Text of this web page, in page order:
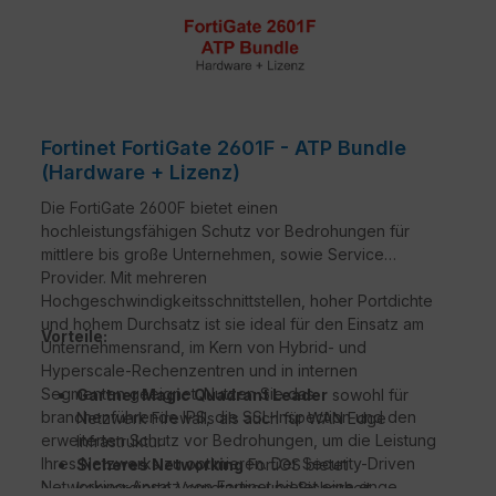
Fortinet FortiGate 2601F - ATP Bundle
(Hardware + Lizenz)
Die FortiGate 2600F bietet einen
hochleistungsfähigen Schutz vor Bedrohungen für
mittlere bis große Unternehmen, sowie Service
Provider. Mit mehreren
Hochgeschwindigkeitsschnittstellen, hoher Portdichte
und hohem Durchsatz ist sie ideal für den Einsatz am
Unternehmensrand, im Kern von Hybrid- und
Hyperscale-Rechenzentren und in internen
Segmenten geeignet. Nutzen Sie das
branchenführende IPS, die SSL-Inspection und den
erweiterten Schutz vor Bedrohungen, um die Leistung
Ihres Netzwerks zu optimieren. Der Security-Driven
Networking-Ansatz von Fortinet bietet eine enge
Vorteile:
Gartner Magic Quadrant Leader sowohl für
Netzwerk Firewalls als auch für WAN Edge
Infrastruktur
Sicheres NetworkingFortiOS bietet
konvergierte Vernetzung und Sicherheit